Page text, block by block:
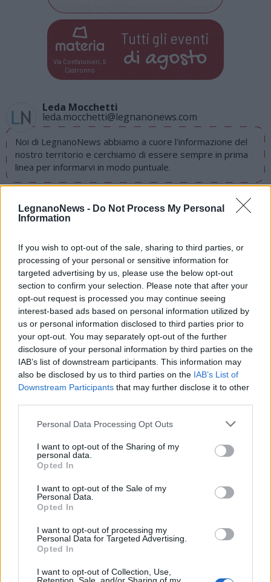
LegnanoNews - Do Not Process My Personal
Information
If you wish to opt-out of the sale, sharing to third parties, or
processing of your personal or sensitive information for
targeted advertising by us, please use the below opt-out
section to confirm your selection. Please note that after your
opt-out request is processed you may continue seeing
interest-based ads based on personal information utilized by
us or personal information disclosed to third parties prior to
your opt-out. You may separately opt-out of the further
disclosure of your personal information by third parties on the
IAB’s list of downstream participants. This information may
also be disclosed by us to third parties on the IAB’s List of
Downstream Participants that may further disclose it to other
Personal Data Processing Opt Outs
I want to opt-out of the Sharing of my
personal data.
Opted In
I want to opt-out of the Sale of my
Personal Data.
Opted In
I want to opt-out of processing my
Personal Data for Targeted Advertising.
Opted In
I want to opt-out of Collection, Use,
Via Confalonieri, 5
Castronno
Tutti gli eventi
di agosto
Leda Mocchetti
leda.mocchetti@legnanonews.com
Noi di LegnanoNews abbiamo a cuore l'informazione del
nostro territorio e cerchiamo di essere sempre in prima
linea per informarvi in modo puntuale.
associazione culturale parabiago medievale
ordine dei cavalieri
weekend
daniel marazzini
giuliano polito
parabiago
LEGGI GLI ALTRI ARTICOLI DI
ALTO MILANESE
Selezioniamo per te
Il meglio di
Iscriviti alla
newsletter
Commenti
Accedi
articolo.